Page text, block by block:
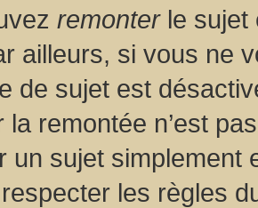
remonterle sujet
ailleurs, si vous ne
de sujet est
la remontée n’est
un sujet simplement
les règles